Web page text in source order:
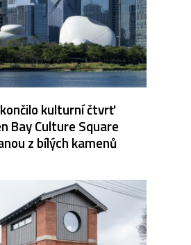
kulturní čtvrť
Bay Culture Square
z bílých kamenů